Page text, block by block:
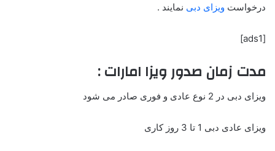
درخواست ویزای دبی نمایند .
[ads1]
مدت زمان صدور ویزا امارات :
ویزای دبی در 2 نوع عادی و فوری صادر می شود
ویزای عادی دبی 1 تا 3 روز کاری